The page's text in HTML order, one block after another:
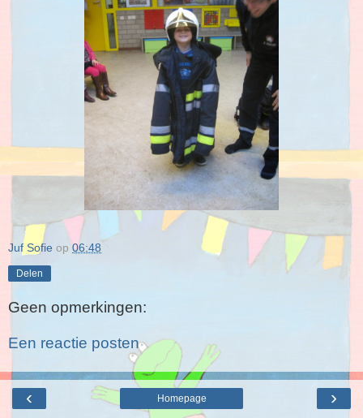
Juf Sofie op06:48
Delen
Geen opmerkingen:
Een reactie posten
‹ ›
Homepage